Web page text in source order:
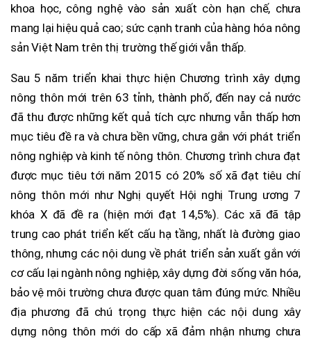
khoa học, công nghệ vào sản xuất còn hạn chế, chưa
mang lại hiệu quả cao; sức cạnh tranh của hàng hóa nông
sản Việt Nam trên thị trường thế giới vẫn thấp.
Sau 5 năm triển khai thực hiện Chương trình xây dựng
nông thôn mới trên 63 tỉnh, thành phố, đến nay cả nước
đã thu được những kết quả tích cực nhưng vẫn thấp hơn
mục tiêu đề ra và chưa bền vững, chưa gắn với phát triển
nông nghiệp và kinh tế nông thôn. Chương trình chưa đạt
được mục tiêu tới năm 2015 có 20% số xã đạt tiêu chí
nông thôn mới như Nghị quyết Hội nghị Trung ương 7
khóa X đã đề ra (hiện mới đạt 14,5%). Các xã đã tập
trung cao phát triển kết cấu hạ tầng, nhất là đường giao
thông, nhưng các nội dung về phát triển sản xuất gắn với
cơ cấu lại ngành nông nghiệp, xây dựng đời sống văn hóa,
bảo vệ môi trường chưa được quan tâm đúng mức. Nhiều
địa phương đã chú trọng thực hiện các nội dung xây
dựng nông thôn mới do cấp xã đảm nhận nhưng chưa